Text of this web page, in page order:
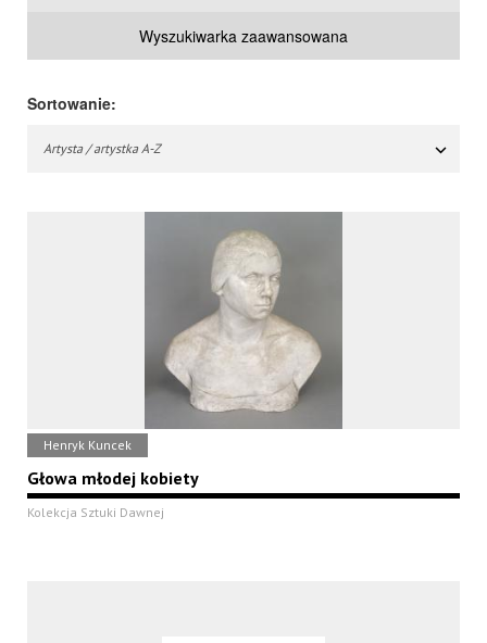
Wyszukiwarka zaawansowana
Sortowanie:
Artysta / artystka A-Z
Henryk Kuncek
Głowa młodej kobiety
Kolekcja Sztuki Dawnej